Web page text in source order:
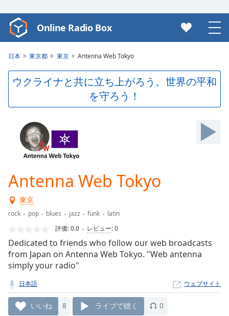
Video
Player
Play
Video
Skip
Skip
Forward
Current
Loaded:
0.00%
Type
LIVE
Seek to
live,
currently
behind
live
LIVE
Remaining
Time-
Online Radio Box
日本 東京都 東京 Antenna Web Tokyo
ウクライナと共に立ち上がろう。世界の平和
を守ろう！
Antenna Web Tokyo
東京
rock pop blues jazz funk
latin
評価:0.0 レビュー:0
Dedicated to friends who follow our web broadcasts
from Japan on Antenna Web Tokyo. "Web antenna
simply your radio"
日本語 ウェブサイト
いいね 8 ライブで聴く 0